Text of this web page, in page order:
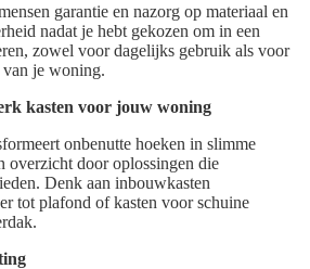
garantie en nazorg op materiaal en
nadat je hebt gekozen om in een
zowel voor dagelijks gebruik als voor
je woning.
kasten voor jouw woning
onbenutte hoeken in slimme
overzicht door oplossingen die
Denk aan inbouwkasten
tot plafond of kasten voor schuine